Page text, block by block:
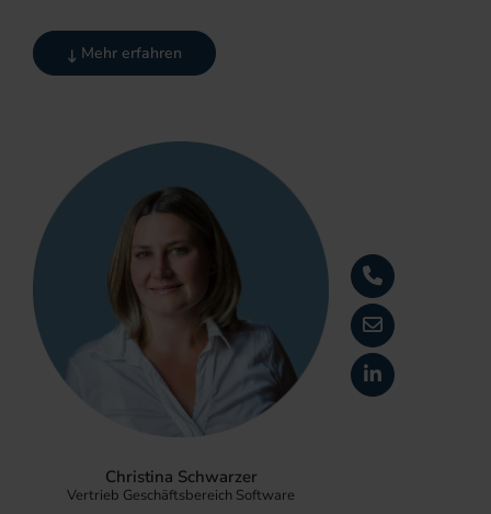
Mehr erfahren
Christina Schwarzer
Vertrieb Geschäftsbereich Software